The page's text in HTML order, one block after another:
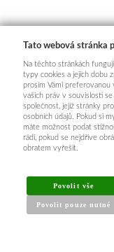
Obchodní
Tato webová stránka
Na těchto stránkách
typy cookies a jejich dobu
prosím Vámi
vašich práv v souvislosti
společnost, jejíž stránky
osobních údajů. Pokud si
máte možnost podat
rádi, pokud se nejdříve
obratem vyřešit.
Povolit vše
Povolit pouze nutné